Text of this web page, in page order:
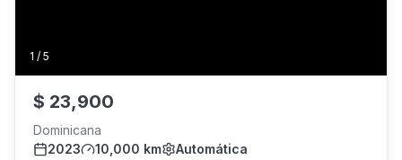
1 / 5
$ 23,900
Dominicana
2023
10,000 km
Automática